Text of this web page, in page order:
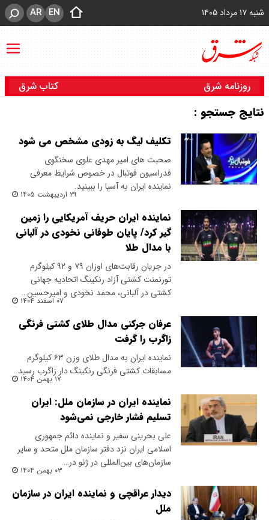
شنبه ۱۷ مرداد ۱۴۰۵ EN
AR
روزنامه شرق کتاب شرق
نتایج جستجو :
تکلیف لیگ به زودی مشخص می شود
صحبت های امیر مهدی علوی سخنگوی
فدراسیون فوتبال در خصوص شرایط معرفی
نماینده ایران به آسیا را ببینید.
۲۹ اردیبهشت ۱۴۰۵
نماینده ایران حریف آمریکایی را زمین
گیر کرد/ پایان طوفانی نخودی در آلبانی
با مدال طلا
در جریان رقابت‌های اوزان ۷۹ و ۹۲ کیلوگرم
تورنمنت کشتی آزاد رنکینگ اتحادیه جهانی
کشتی در آلبانی، محمد نخودی و امیرحسین…
۰۷ اسفند ۱۴۰۴
عرفان جرکنی مدال طلای کشتی فرنگی
زاگرب را گرفت
نماینده ایران به مدال طلای وزن ۶۳ کیلوگرم
مسابقات کشتی فرنگی رنکینگ دار زاگرب رسید.
۱۷ بهمن ۱۴۰۴
نماینده ایران در سازمان ملل: ایران
تسلیم فشار خارجی نمی‌شود
علی بحرینی سفیر و نماینده دائم جمهوری
اسلامی ایران نزد دفتر سازمان ملل متحد و سایر
سازمان‌های بین‌المللی در ژنو در…
۰۳ بهمن ۱۴۰۴
دیدار عراقچی و نماینده ایران در سازمان
ملل